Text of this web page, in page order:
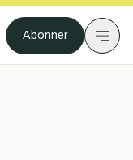
Abonner